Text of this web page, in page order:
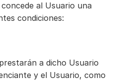
al Usuario una
condiciones:
a dicho Usuario
y el Usuario, como